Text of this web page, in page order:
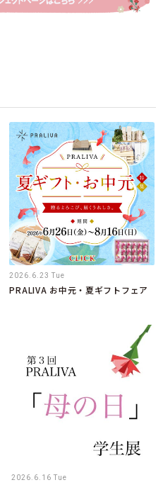
2026.6.23 Tue
PRALIVA お中元・夏ギフトフェア
2026.6.16 Tue